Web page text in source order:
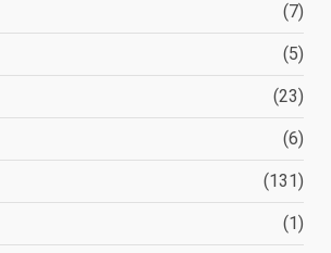
(7)
(5)
(23)
(6)
(131)
(1)